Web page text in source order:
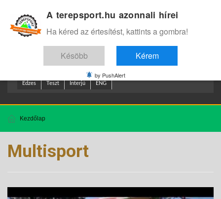
Edzes Teszt Interjú ENG
Kezdőlap
Multisport
A terepsport.hu azonnali hírei
Ha kéred az értesítést, kattints a gombra!
Késöbb Kérem
by PushAlert